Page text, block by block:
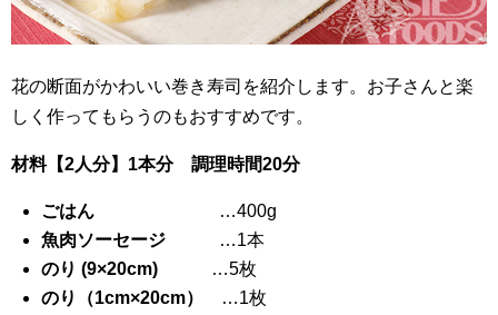
花の断面がかわいい巻き寿司を紹介します。お子さんと楽
しく作ってもらうのもおすすめです。
材料【2人分】1本分 調理時間20分
ごはん …400g
魚肉ソーセージ …1本
のり (9×20cm) …5枚
のり（1cm×20cm）
…1枚